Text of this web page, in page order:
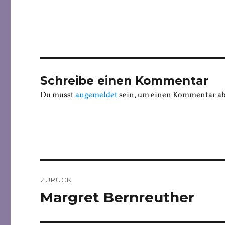
Schreibe einen Kommentar
Du musstangemeldetsein, um einen Kommentar
ZURÜCK
Vorheriger
Margret Bernreuther